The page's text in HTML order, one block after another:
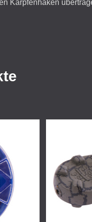
Karpfenhaken